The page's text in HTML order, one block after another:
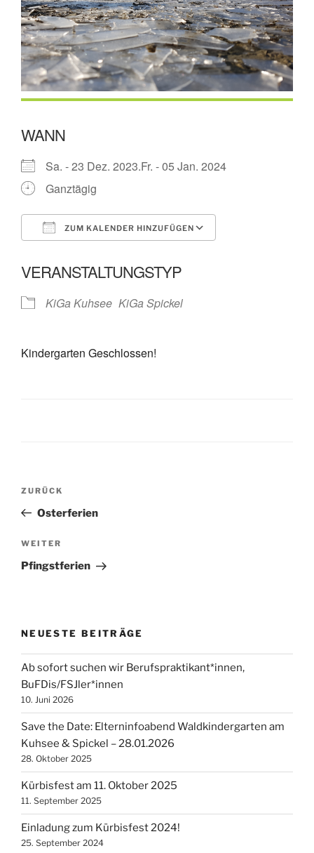
WANN
Sa. - 23 Dez. 2023.Fr. - 05 Jan. 2024
Ganztägig
ZUM KALENDER HINZUFÜGEN
VERANSTALTUNGSTYP
KiGa Kuhsee KiGa Spickel
Kindergarten Geschlossen!
Beitragsnavigation
Vorheriger
Beitrag
ZURÜCK
Osterferien
Nächster
Beitrag
WEITER
Pfingstferien
NEUESTE BEITRÄGE
Ab sofort suchen wir Berufspraktikant*innen,
BuFDis/FSJler*innen
10. Juni 2026
Save the Date: Elterninfoabend Waldkindergarten am
Kuhsee & Spickel – 28.01.2026
28. Oktober 2025
Kürbisfest am 11. Oktober 2025
11. September 2025
Einladung zum Kürbisfest 2024!
25. September 2024